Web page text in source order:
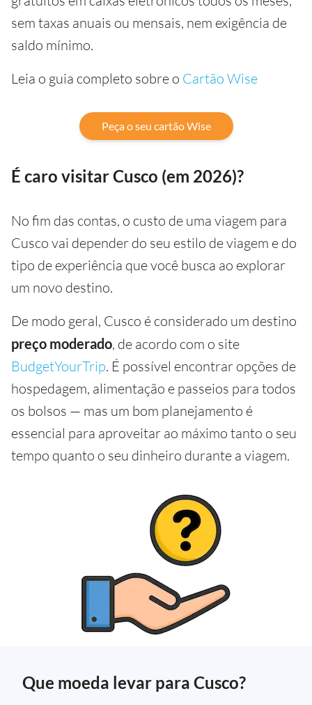
sem taxas anuais ou mensais, nem exigência de
saldo mínimo.
Leia o guia completo sobre o Cartão Wise
Peça o seu cartão Wise
É caro visitar Cusco (em 2026)?
No fim das contas, o custo de uma viagem para
Cusco vai depender do seu estilo de viagem e do
tipo de experiência que você busca ao explorar
um novo destino.
De modo geral, Cusco é considerado um destino
preço moderado, de acordo com o site
BudgetYourTrip. É possível encontrar opções de
hospedagem, alimentação e passeios para todos
os bolsos — mas um bom planejamento é
essencial para aproveitar ao máximo tanto o seu
tempo quanto o seu dinheiro durante a viagem.
Que moeda levar para Cusco?